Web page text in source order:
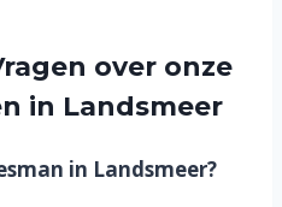
over onze
in Landsmeer
in Landsmeer?